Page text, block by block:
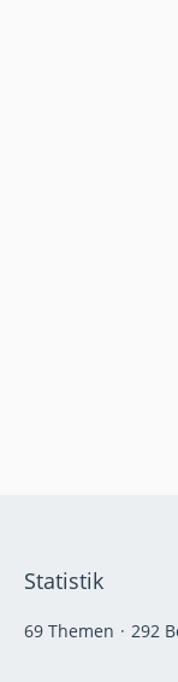
Statistik
69 Themen 292